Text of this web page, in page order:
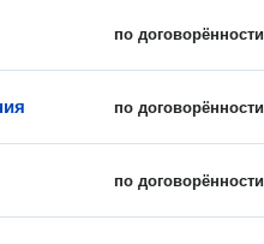
по договорённости
по договорённости
по договорённости